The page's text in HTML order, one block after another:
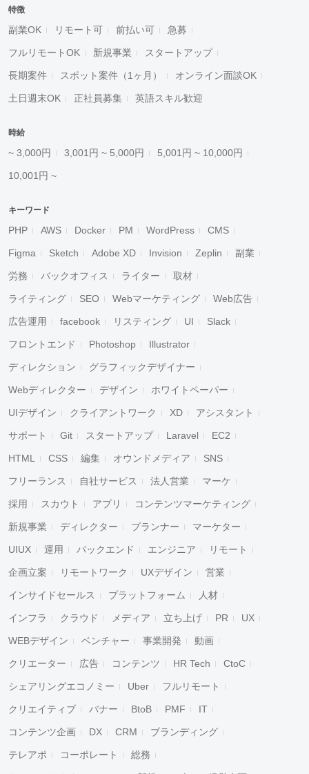
特徴
副業OK リモート可 前払い可 急募
フルリモートOK 新規事業 スタートアップ
長期案件 スポット案件（1ヶ月） オンライン面談OK
土日週末OK 正社員募集 英語スキル歓迎
時給
~ 3,000円 3,001円 ~ 5,000円 5,001円 ~ 10,000円
10,001円 ~
キーワード
PHP AWS Docker PM WordPress CMS
Figma Sketch Adobe XD Invision Zeplin 副業
労務 バックオフィス ライター 取材
ライティング SEO Webマーケティング Web広告
広告運用 facebook リスティング UI Slack
フロントエンド Photoshop Illustrator
ディレクション グラフィックデザイナー
Webディレクター デザイン ホワイトペーパー
UIデザイン クライアントワーク XD アシスタント
サポート Git スタートアップ Laravel EC2
HTML CSS 編集 オウンドメディア SNS
フリーランス 自社サービス 法人営業 マーケ
採用 スカウト アプリ コンテンツマーケティング
新規事業 ディレクター プランナー マーケター
UIUX 運用 バックエンド エンジニア リモート
企画立案 リモートワーク UXデザイン 営業
インサイドセールス プラットフォーム 人材
インフラ クラウド メディア 立ち上げ PR UX
WEBデザイン ベンチャー 事業開発 動画
クリエーター 広告 コンテンツ HR Tech CtoC
シェアリングエコノミー Uber フルリモート
クリエイティブ バナー BtoB PMF IT
コンテンツ企画 DX CRM ブランディング
テレアポ コーポレート 総務